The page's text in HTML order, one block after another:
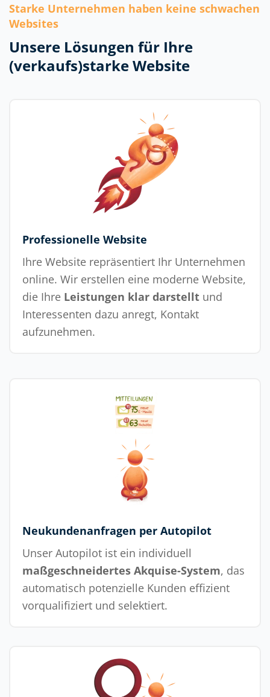
Starke Unternehmen haben keine schwachen
Websites
Unsere Lösungen für Ihre
(verkaufs)starke Website
Professionelle Website
Ihre Website repräsentiert Ihr Unternehmen
online. Wir erstellen eine moderne Website,
die Ihre Leistungen klar darstelltund
Interessenten dazu anregt, Kontakt
aufzunehmen.
Neukundenanfragen per Autopilot
Unser Autopilot ist ein individuell
maßgeschneidertes Akquise-System, das
automatisch potenzielle Kunden effizient
vorqualifiziert und selektiert.